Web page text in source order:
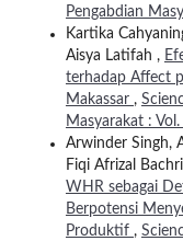
Pengabdian
Kartika
Aisya Latifah ,
terhadap Affect
Makassar ,
Masyarakat :
Arwinder Singh,
Fiqi Afrizal
WHR sebagai
Berpotensi
Produktif ,